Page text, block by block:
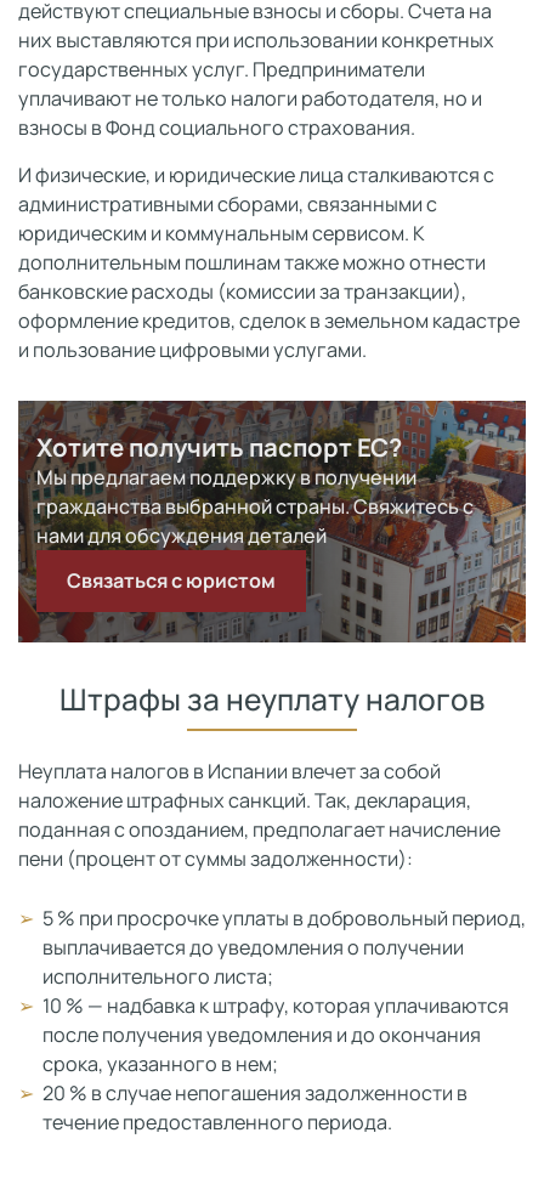
действуют специальные взносы и сборы. Счета на
них выставляются при использовании конкретных
государственных услуг. Предприниматели
уплачивают не только налоги работодателя, но и
взносы в Фонд социального страхования.
И физические, и юридические лица сталкиваются с
административными сборами, связанными с
юридическим и коммунальным сервисом. К
дополнительным пошлинам также можно отнести
банковские расходы (комиссии за транзакции),
оформление кредитов, сделок в земельном кадастре
и пользование цифровыми услугами.
Хотите получить паспорт ЕС?
Мы предлагаем поддержку в получении
гражданства выбранной страны. Свяжитесь с
нами для обсуждения деталей
Связаться с юристом
Штрафы за неуплату налогов
Неуплата налогов в Испании влечет за собой
наложение штрафных санкций. Так, декларация,
поданная с опозданием, предполагает начисление
пени (процент от суммы задолженности):
5 % при просрочке уплаты в добровольный период,
выплачивается до уведомления о получении
исполнительного листа;
10 % — надбавка к штрафу, которая уплачиваются
после получения уведомления и до окончания
срока, указанного в нем;
20 % в случае непогашения задолженности в
течение предоставленного периода.